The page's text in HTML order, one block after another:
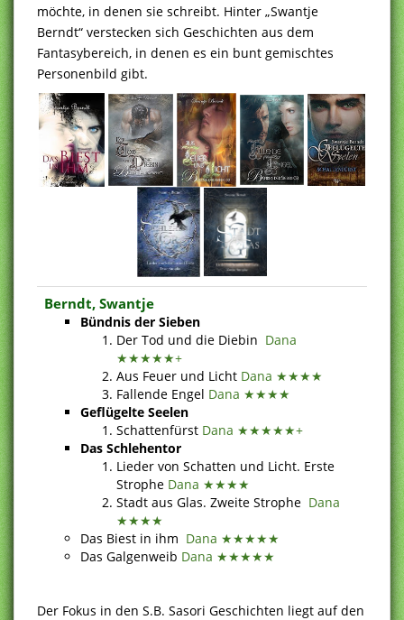
möchte, in denen sie schreibt. Hinter „Swantje
Berndt“ verstecken sich Geschichten aus dem
Fantasybereich, in denen es ein bunt gemischtes
Personenbild gibt.
Berndt, Swantje
Bündnis der Sieben
Der Tod und die Diebin Dana
★★★★★+
Aus Feuer und Licht Dana ★★★★
Fallende Engel Dana ★★★★
Geflügelte Seelen
Schattenfürst Dana ★★★★★+
Das Schlehentor
Lieder von Schatten und Licht. Erste
Strophe Dana ★★★★
Stadt aus Glas. Zweite Strophe Dana
★★★★
Das Biest in ihm Dana ★★★★★
Das Galgenweib Dana ★★★★★
Der Fokus in den S.B. Sasori Geschichten liegt auf den